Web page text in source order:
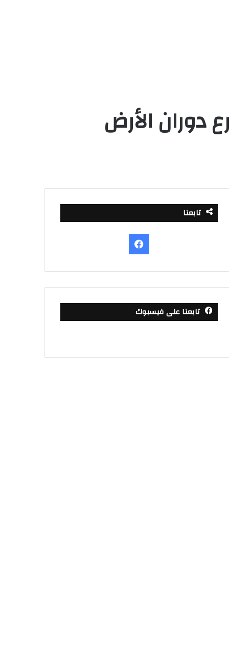
دوران الأرض
تابعنا
فيسبوك
تابعنا على فيسبوك